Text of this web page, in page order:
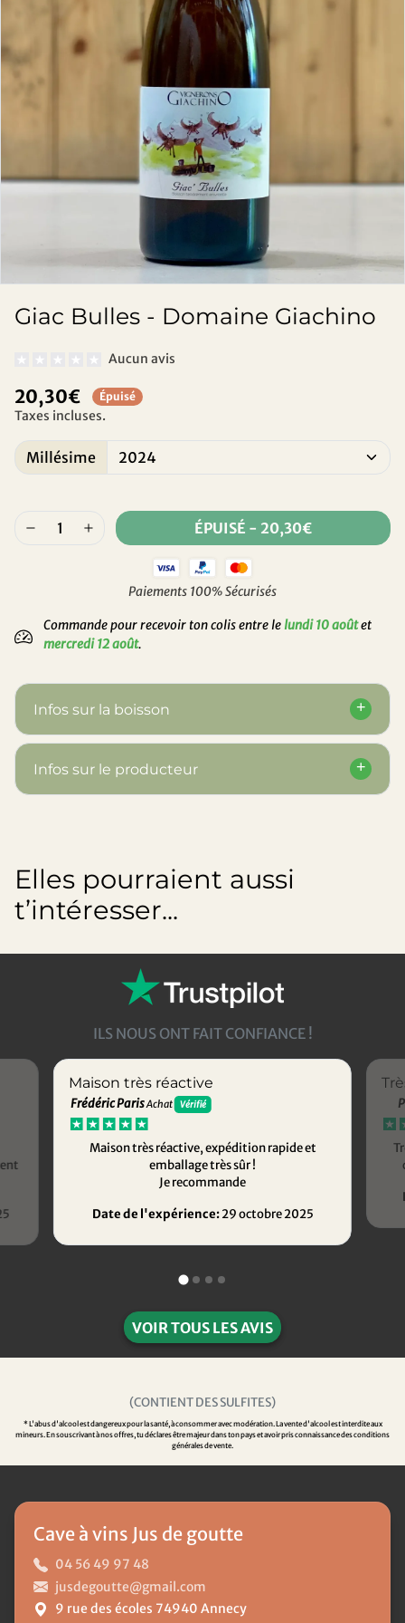
Giac Bulles - Domaine Giachino
Aucun avis
20,30€ Épuisé
Taxes incluses.
Millésime
ÉPUISÉ - 20,30€
Paiements 100% Sécurisés
Commande pour recevoir ton colis entre lelundi 10 aoûtet
mercredi 12 août.
Infos sur la boisson
Infos sur le producteur
Elles pourraient aussi
t’intéresser...
ILS NOUS ONT FAIT CONFIANCE !
Maison très réactive
Frédéric ParisAchat Vérifié
Maison très réactive, expédition rapide et
emballage très sûr !
Je recommande
Date de l'expérience:29 octobre 2025
VOIR TOUS LES AVIS
(CONTIENT DES SULFITES)
* L'abus d'alcool est dangereux pour la santé, à consommer avec modération. La vente d'alcool est interdite aux
mineurs. En souscrivant à nos offres, tu déclares être majeur dans ton pays et avoir pris connaissance des conditions
générales de vente.
Cave à vins Jus de goutte
04 56 49 97 48
jusdegoutte@gmail.com
9 rue des écoles 74940 Annecy